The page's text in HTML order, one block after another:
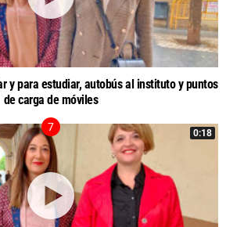
y para estudiar, autobús al instituto y puntos
de carga de móviles
0:18